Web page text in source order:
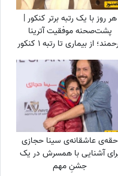
هر روز با یک رتبه برتر کنکور |
پشت‌صحنه موفقیت آترینا
فرحمند؛ از بیماری تا رتبه 1 کنکور
حقه‌ی عاشقانه‌ی سینا حجازی
آشنایی با همسرش در یک
جشنِ مهم